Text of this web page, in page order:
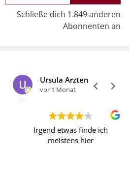
Schließe dich 1.849 anderen
Abonnenten an
Ursula Arzten
vor 1 Monat
Irgend etwas finde ich
meistens hier